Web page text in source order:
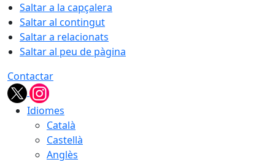
Saltar a la capçalera
Saltar al contingut
Saltar a relacionats
Saltar al peu de pàgina
Contactar
Idiomes
Català
Castellà
Anglès